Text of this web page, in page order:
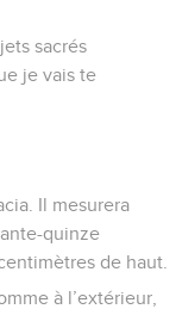
sacrés
je vais te
Il mesurera
quinze
de haut.
à l’extérieur,